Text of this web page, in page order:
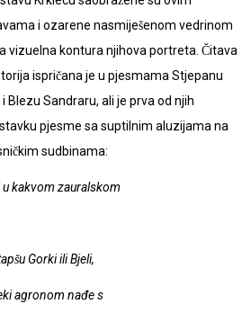
i ozarene nasmiješenom vedrinom
vizuelna kontura njihova portreta. Čitava
ispričana je u pjesmama Stjepanu
Blezu Sandraru, ali je prva od njih
pjesme sa suptilnim aluzijama na
sudbinama:
kakvom zauralskom
Gorki ili Bjeli,
agronom nađe s